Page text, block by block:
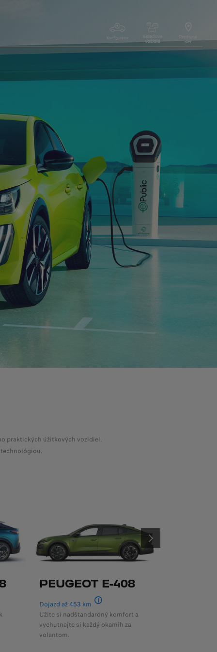
praktických úžitkových vozidiel.
PEUGEOT E-408
Dojazd až 453 km
Podľa WLTP
Užite si nadštandardný komfort a
vychutnajte si každý okamih za
volantom.
ĎALŠÍ